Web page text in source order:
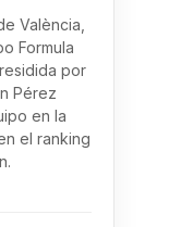
València,
Formula
por
Pérez
en la
el ranking